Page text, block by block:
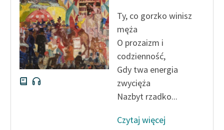
wrażliwych
Deklaracja dostępności
Ty, co gorzko winisz
męża
O prozaizm i
codzienność,
Gdy twa energia
zwycięża
Nazbyt rzadko...
Czytaj więcej